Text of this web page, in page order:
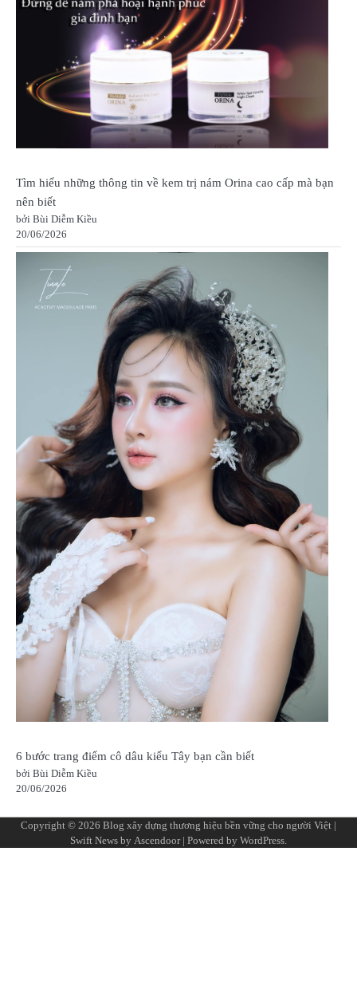
Tìm hiểu những thông tin về kem trị nám Orina cao cấp mà bạn
nên biết
bởi Bùi Diễm Kiều
20/06/2026
6 bước trang điểm cô dâu kiểu Tây bạn cần biết
bởi Bùi Diễm Kiều
20/06/2026
Copyright © 2026 Blog xây dựng thương hiệu bền vững cho người Việt |
Swift News by Ascendoor| Powered by WordPress